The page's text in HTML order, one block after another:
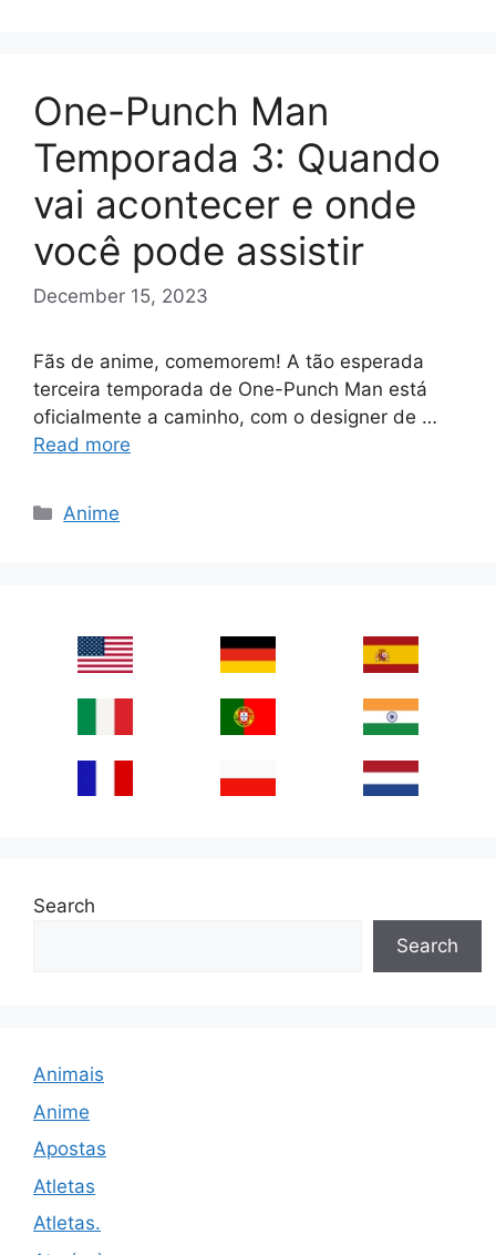
One-Punch Man
Temporada 3: Quando
vai acontecer e onde
você pode assistir
December 15, 2023
Fãs de anime, comemorem! A tão esperada
terceira temporada de One-Punch Man está
oficialmente a caminho, com o designer de …
Read more
Categories
Anime
Search
Search
Animais
Anime
Apostas
Atletas
Atletas.